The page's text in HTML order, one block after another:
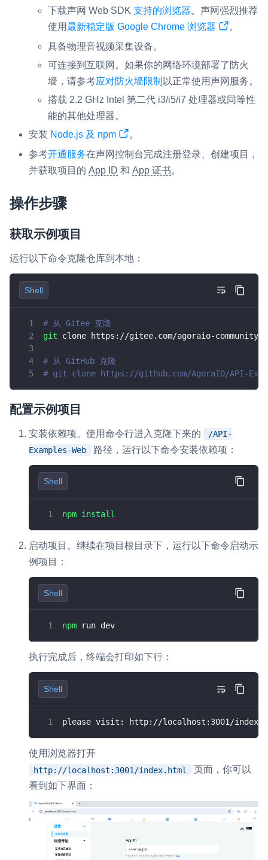
快速实现实时的语音转写功能
快速实现多人实时互动白板协作
微呼叫 NEW
实现智能硬件和微信小程序之间的实时音视频互通
Status Page
集中展示声网主要产品及服务的综合服务质量及可用性信息
内容审核
一站式实时互动模块的选型、购买、账号打通
SDK 拓展插件
拓展 SDK 能力，打造更具个性化的音视频互动效果
使用录制、推流、拉流等服务丰富互动体验
云端录制
本地服务端录制
旁路推流
RTC 服务端 SDK
快速高效的文档转换解决方案
水晶球
全周期通话质量检测、回溯和分析方案
低代码应用平台
灵动会议
低代码集成、灵活定制、超低延时的音视频会议
下载声网 Web SDK 支持的浏览器。声网强烈推荐
使用最新稳定版 Google Chrome 浏览器
。
具备物理音视频采集设备。
可连接到互联网。如果你的网络环境部署了防火
墙，请参考应对防火墙限制 以正常使用声网服务。
搭载 2.2 GHz Intel 第二代 i3/i5/i7 处理器或同等性
能的其他处理器。
安装 Node.js 及 npm
。
参考开通服务在声网控制台完成注册登录、创建项目，
并获取项目的 App ID 和 App 证书。
操作步骤
获取示例项目
运行以下命令克隆仓库到本地：
Shell
# 从 Gitee 克隆
git clone https://gitee.com/agoraio-community/
# 从 GitHub 克隆
# git clone https://github.com/AgoraIO/API-
配置示例项目
安装依赖项。使用命令行进入克隆下来的
/API-
Examples-Web
路径，运行以下命令安装依赖项：
Shell
npm install
启动项目。继续在项目根目录下，运行以下命令启动示
例项目：
Shell
npm run dev
执行完成后，终端会打印如下行：
Shell
please visit: http://localhost:3001/
使用浏览器打开
http://localhost:3001/index.html
页面，你可以
看到如下界面：